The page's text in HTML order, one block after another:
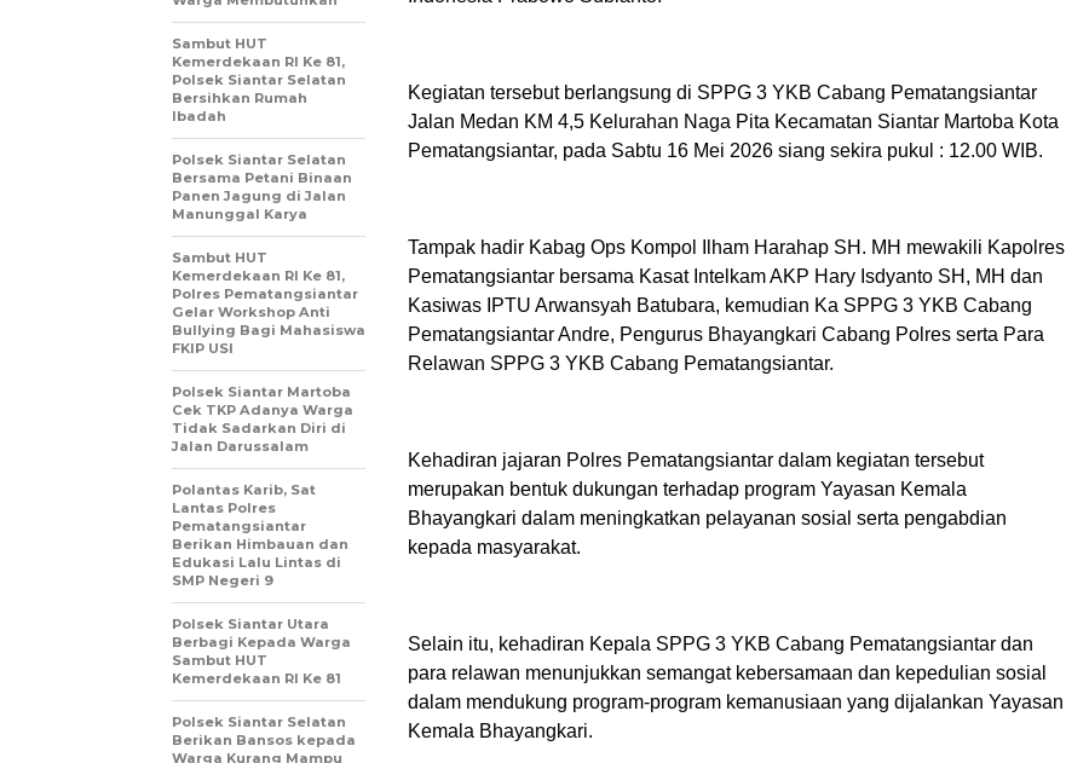
Kegiatan tersebut berlangsung di SPPG 3 YKB Cabang Pematangsiantar
Jalan Medan KM 4,5 Kelurahan Naga Pita Kecamatan Siantar Martoba Kota
Pematangsiantar, pada Sabtu 16 Mei 2026 siang sekira pukul : 12.00 WIB.
Tampak hadir Kabag Ops Kompol Ilham Harahap SH. MH mewakili Kapolres
Pematangsiantar bersama Kasat Intelkam AKP Hary Isdyanto SH, MH dan
Kasiwas IPTU Arwansyah Batubara, kemudian Ka SPPG 3 YKB Cabang
Pematangsiantar Andre, Pengurus Bhayangkari Cabang Polres serta Para
Relawan SPPG 3 YKB Cabang Pematangsiantar.
Kehadiran jajaran Polres Pematangsiantar dalam kegiatan tersebut
merupakan bentuk dukungan terhadap program Yayasan Kemala
Bhayangkari dalam meningkatkan pelayanan sosial serta pengabdian
kepada masyarakat.
Selain itu, kehadiran Kepala SPPG 3 YKB Cabang Pematangsiantar dan
para relawan menunjukkan semangat kebersamaan dan kepedulian sosial
dalam mendukung program-program kemanusiaan yang dijalankan Yayasan
Kemala Bhayangkari.
Sambut HUT
Kemerdekaan RI Ke 81,
Polsek Siantar Selatan
Bersihkan Rumah
Ibadah
Polsek Siantar Selatan
Bersama Petani Binaan
Panen Jagung di Jalan
Manunggal Karya
Sambut HUT
Kemerdekaan RI Ke 81,
Polres Pematangsiantar
Gelar Workshop Anti
Bullying Bagi Mahasiswa
FKIP USI
Polsek Siantar Martoba
Cek TKP Adanya Warga
Tidak Sadarkan Diri di
Jalan Darussalam
Polantas Karib, Sat
Lantas Polres
Pematangsiantar
Berikan Himbauan dan
Edukasi Lalu Lintas di
SMP Negeri 9
Polsek Siantar Utara
Berbagi Kepada Warga
Sambut HUT
Kemerdekaan RI Ke 81
Polsek Siantar Selatan
Berikan Bansos kepada
Warga Kurang Mampu